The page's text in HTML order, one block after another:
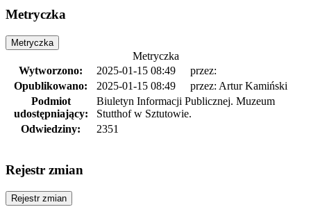
Metryczka
Metryczka
Metryczka
Wytworzono:
2025-01-15 08:49
przez:
Opublikowano:
2025-01-15 08:49 przez: Artur Kamiński
Podmiot
udostępniający:
Biuletyn Informacji Publicznej. Muzeum
Stutthof w Sztutowie.
Odwiedziny:
2351
Rejestr zmian
Rejestr zmian